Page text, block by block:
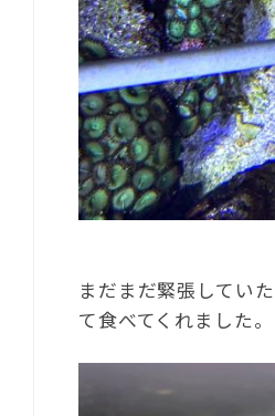
まだまだ緊張してい
て食べてくれました。